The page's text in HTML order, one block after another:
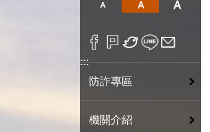
:::
防詐專區
機關介紹